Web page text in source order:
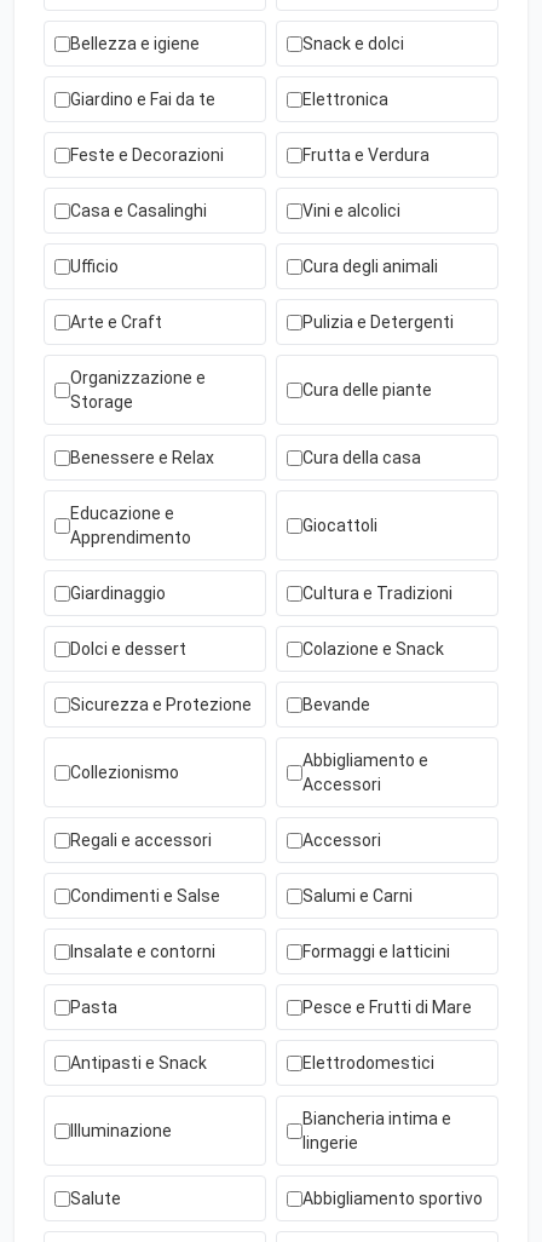
Bellezza e igiene Snack e dolci
Giardino e Fai da te Elettronica
Feste e Decorazioni Frutta e Verdura
Casa e Casalinghi Vini e alcolici
Ufficio Cura degli animali
Arte e Craft Pulizia e Detergenti
Organizzazione e
Storage
Cura delle piante
Benessere e Relax Cura della casa
Educazione e
Apprendimento
Giocattoli
Giardinaggio Cultura e Tradizioni
Dolci e dessert Colazione e Snack
Sicurezza e Protezione Bevande
Collezionismo
Abbigliamento e
Accessori
Regali e accessori Accessori
Condimenti e Salse Salumi e Carni
Insalate e contorni Formaggi e latticini
Pasta Pesce e Frutti di Mare
Antipasti e Snack Elettrodomestici
Illuminazione
Biancheria intima e
lingerie
Salute Abbigliamento sportivo